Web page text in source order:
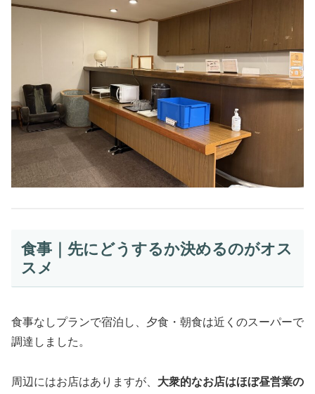
食事｜先にどうするか決めるのがオス
スメ
食事なしプランで宿泊し、夕食・朝食は近くのスーパーで
調達しました。
周辺にはお店はありますが、 大衆的なお店はほぼ昼営業の